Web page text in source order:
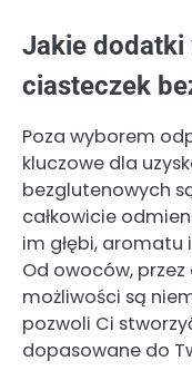
Jakie dodatki
ciasteczek
Poza wyborem
kluczowe dla
bezglutenowych
całkowicie
im głębi,
Od owoców,
możliwości są
pozwoli Ci
dopasowane do